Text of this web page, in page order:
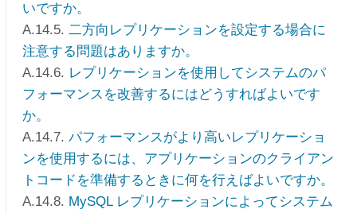
いですか。
A.14.5. 二方向レプリケーションを設定する場合に
注意する問題はありますか。
A.14.6. レプリケーションを使用してシステムのパ
フォーマンスを改善するにはどうすればよいです
か。
A.14.7. パフォーマンスがより高いレプリケーショ
ンを使用するには、アプリケーションのクライアン
トコードを準備するときに何を行えばよいですか。
A.14.8. MySQL レプリケーションによってシステム